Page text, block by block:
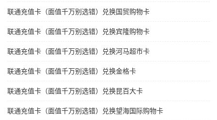
联通充值卡（面值千万别选错）兑换国贸购物卡
联通充值卡（面值千万别选错）兑换宾隆购物卡
联通充值卡（面值千万别选错）兑换河马超市卡
联通充值卡（面值千万别选错）兑换金格卡
联通充值卡（面值千万别选错）兑换昆百大卡
联通充值卡（面值千万别选错）兑换望海国际购物卡